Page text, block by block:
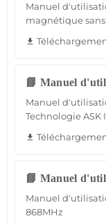
Manuel
magnétique
file_download
📘 Manuel
Manuel
Technologie ASK
file_download
📘 Manuel
Manuel
868MHz